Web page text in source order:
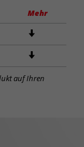
Mehr
auf Ihren